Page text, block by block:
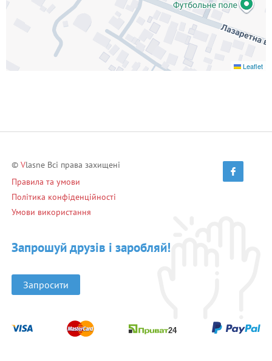
Leaflet
© Vlasne Всі права захищені
Правила та умови
Політика конфіденційності
Умови використання
Запрошуй друзів і заробляй!
Запросити